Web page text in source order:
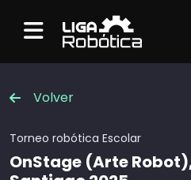
Menu
Volver
Torneo robótica Escolar
OnStage (Arte